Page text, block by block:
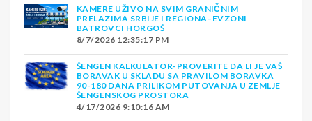
KAMERE UŽIVO NA SVIM GRANIČNIM
PRELAZIMA SRBIJE I REGIONA–EVZONI
BATROVCI HORGOŠ
8/7/2026 12:35:17 PM
ŠENGEN KALKULATOR-PROVERITE DA LI JE VAŠ
BORAVAK U SKLADU SA PRAVILOM BORAVKA
90-180 DANA PRILIKOM PUTOVANJA U ZEMLJE
ŠENGENSKOG PROSTORA
4/17/2026 9:10:16 AM